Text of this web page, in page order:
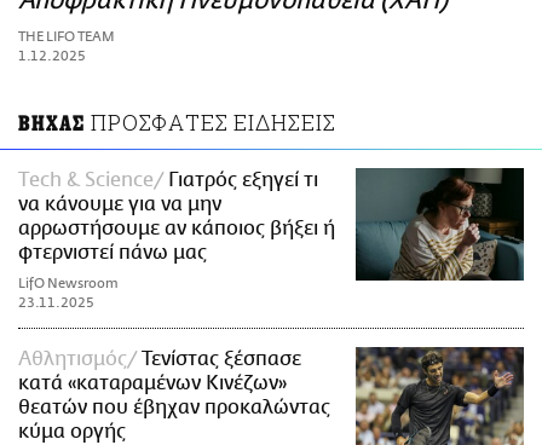
ΑΜΠΑ
PRINT
THE LIFO TEAM
1.12.2025
ΒΗΧΑΣ ΠΡΟΣΦΑΤΕΣ ΕΙΔΗΣΕΙΣ
Τech & Science
Γιατρός εξηγεί τι
να κάνουμε για να μην
αρρωστήσουμε αν κάποιος βήξει ή
φτερνιστεί πάνω μας
LifO Newsroom
23.11.2025
Αθλητισμός
Τενίστας ξέσπασε
κατά «καταραμένων Κινέζων»
θεατών που έβηχαν προκαλώντας
κύμα οργής